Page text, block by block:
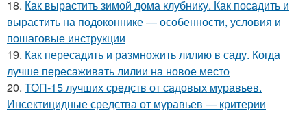
18. Как вырастить зимой дома клубнику. Как посадить и
вырастить на подоконнике — особенности, условия и
пошаговые инструкции
19. Как пересадить и размножить лилию в саду. Когда
лучше пересаживать лилии на новое место
20. ТОП-15 лучших средств от садовых муравьев.
Инсектицидные средства от муравьев — критерии